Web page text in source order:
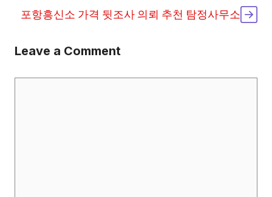
포항흥신소 가격 뒷조사 의뢰 추천 탐정사무소
Leave a Comment